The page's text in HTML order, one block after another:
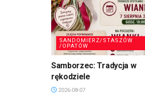
SANDOMIERZ/STASZÓW
/OPATÓW
Samborzec: Tradycja w
rękodziele
2026-08-07